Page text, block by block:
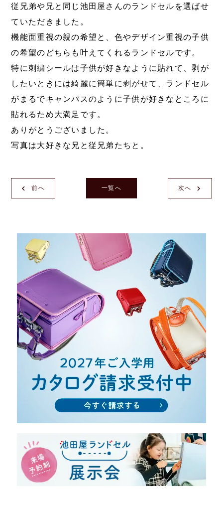
従兄弟や兄と同じ池田屋さんのランドセルを選ばせ
ていただきました。
機能面重視の親の希望と、色やデザイン重視の子供
の希望のどちらも叶えてくれるランドセルです。
特に刺繍シールは子供が好きなように貼れて、剥が
したいときには綺麗に簡単に剥がせて、ランドセル
がまるでキャンパスのように子供が好きなところに
貼れるため大満足です。
ありがとうございました。
写真は大好きな兄と従兄弟たちと。
前へ 次へ
一覧へ